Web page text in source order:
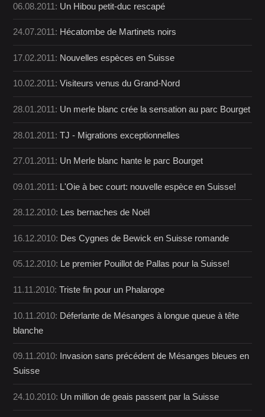
06.08.2011: Un Hibou petit-duc rescapé
24.07.2011: Hécatombe de Martinets noirs
17.02.2011: Nouvelles espèces en Suisse
10.02.2011:Visiteurs venus du Grand-Nord
28.01.2011: Un merle blanc crée la sensation au parc Bourget
28.01.2011:TJ - Migrations exceptionnelles
27.01.2011: Un Merle blanc hante le parc Bourget
09.01.2011: L'Oie à bec court: nouvelle espèce en Suisse!
28.12.2010: Les bernaches de Noël
16.12.2010: Des Cygnes de Bewick en Suisse romande
05.12.2010: Le premier Pouillot de Pallas pour la Suisse!
11.11.2010:Triste fin pour un Phalarope
10.11.2010: Déferlante de Mésanges à longue queue à tête
blanche
09.11.2010:
Invasion sans précédent de Mésanges bleues en
Suisse
24.10.2010: Un million de geais passent par la Suisse